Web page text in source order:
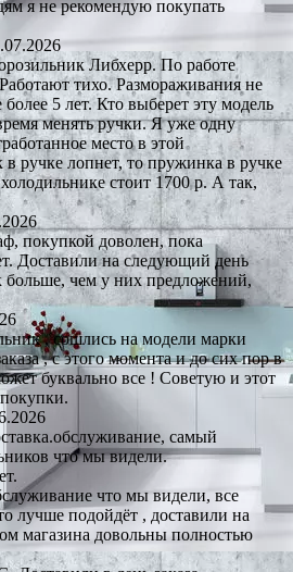
я не рекомендую покупать
Либхерр. По работе
тихо. Размораживания не
5 лет. Кто выберет эту модель
менять ручки. Я уже одну
место в этой
в ручке лопнет, то пружинка в ручке
стоит 1700 р. А так,
покупкой доволен, пока
Доставили на следующий день
больше, чем у них предложений,
, сошлись на модели марки
, с этого момента и до сих пор в
буквально все ! Советую и этот
самый
что мы видели.
что мы видели, все
лучше подойдёт , доставили на
магазина довольны полностью